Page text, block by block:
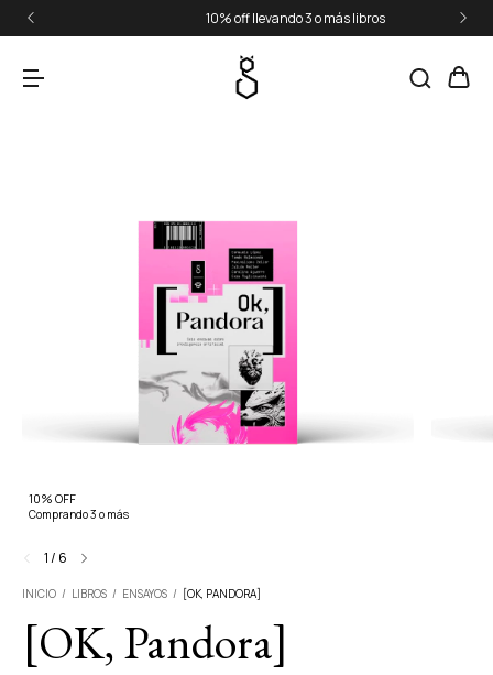
10% off llevando 3 o más libros
10% OFF
Comprando 3 o más
1/ 6
INICIO / LIBROS / ENSAYOS / [OK, PANDORA]
[OK, Pandora]